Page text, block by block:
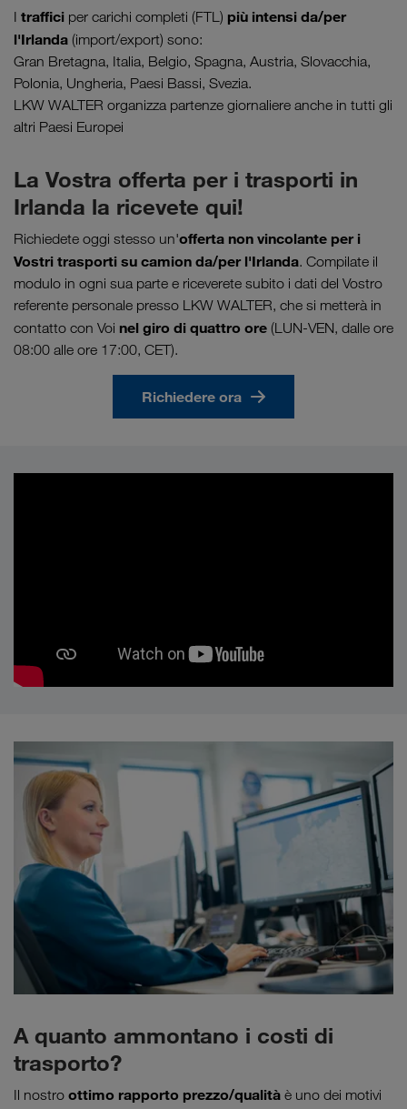
I traffici per carichi completi (FTL) più intensi da/per
l'Irlanda (import/export) sono:
Gran Bretagna, Italia, Belgio, Spagna, Austria, Slovacchia,
Polonia, Ungheria, Paesi Bassi, Svezia.
LKW WALTER organizza partenze giornaliere anche in tutti gli
altri Paesi Europei
La Vostra offerta per i trasporti in
Irlanda la ricevete qui!
Richiedete oggi stesso un'offerta non vincolante per i
Vostri trasporti su camion da/per l'Irlanda. Compilate il
modulo in ogni sua parte e riceverete subito i dati del Vostro
referente personale presso LKW WALTER, che si metterà in
contatto con Voi nel giro di quattro ore (LUN-VEN, dalle ore
08:00 alle ore 17:00, CET).
Richiedere ora
A quanto ammontano i costi di
trasporto?
Il nostro ottimo rapporto prezzo/qualità è uno dei motivi